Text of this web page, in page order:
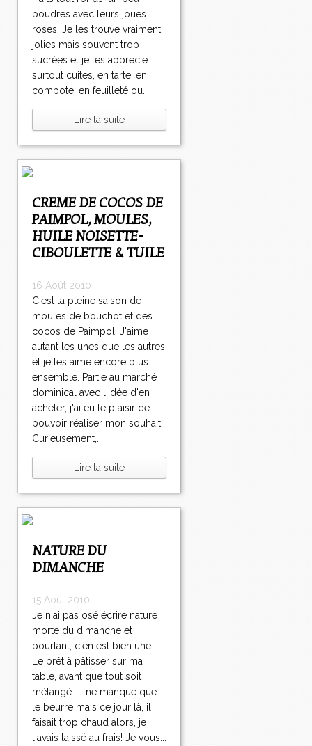
poudrés avec leurs joues
roses! Je les trouve vraiment
jolies mais souvent trop
sucrées et je les apprécie
surtout cuites, en tarte, en
compote, en feuilleté ou...
Lire la suite
CREME DE COCOS DE
PAIMPOL, MOULES,
HUILE NOISETTE-
CIBOULETTE & TUILE
16 Août 2010
C'est la pleine saison de
moules de bouchot et des
cocos de Paimpol. J'aime
autant les unes que les autres
et je les aime encore plus
ensemble. Partie au marché
dominical avec l'idée d'en
acheter, j'ai eu le plaisir de
pouvoir réaliser mon souhait.
Curieusement,...
Lire la suite
NATURE DU
DIMANCHE
15 Août 2010
Je n'ai pas osé écrire nature
morte du dimanche et
pourtant, c'en est bien une...
Le prêt à pâtisser sur ma
table, avant que tout soit
mélangé...il ne manque que
le beurre mais ce jour là, il
faisait trop chaud alors, je
l'avais laissé au frais! Je vous...